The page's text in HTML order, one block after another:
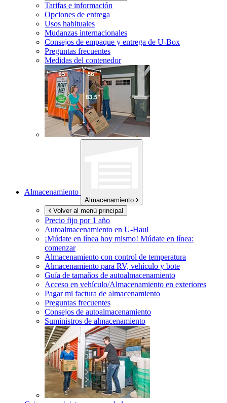
Tarifas e información
Opciones de entrega
Usos habituales
Mudanzas internacionales
Consejos de empaque y entrega de U-Box
Preguntas frecuentes
Medidas del contenedor
Almacenamiento
Almacenamiento
Volver al menú principal
Precio fijo por 1 año
Autoalmacenamiento en U-Haul
¡Múdate en línea hoy mismo! Múdate en línea:
comenzar
Almacenamiento con control de temperatura
Almacenamiento para RV, vehículo y bote
Guía de tamaños de autoalmacenamiento
Acceso en vehículo/Almacenamiento en exteriores
Pagar mi factura de almacenamiento
Preguntas frecuentes
Consejos de autoalmacenamiento
Suministros de almacenamiento